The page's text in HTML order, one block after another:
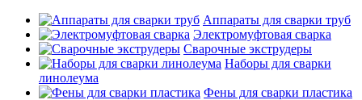
Аппараты для сварки труб
Электромуфтовая сварка
Сварочные экструдеры
Наборы для сварки
линолеума
Фены для сварки пластика